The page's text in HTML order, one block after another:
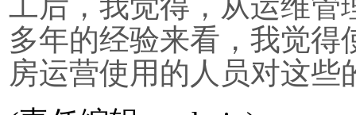
多年的经验来看，我觉
房运营使用的人员对这些